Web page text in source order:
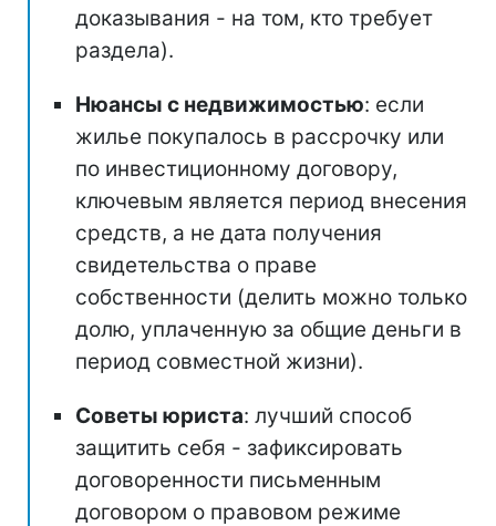
доказывания - на том, кто требует
раздела).
Нюансы с недвижимостью: если
жилье покупалось в рассрочку или
по инвестиционному договору,
ключевым является период внесения
средств, а не дата получения
свидетельства о праве
собственности (делить можно только
долю, уплаченную за общие деньги в
период совместной жизни).
Советы юриста: лучший способ
защитить себя - зафиксировать
договоренности письменным
договором о правовом режиме